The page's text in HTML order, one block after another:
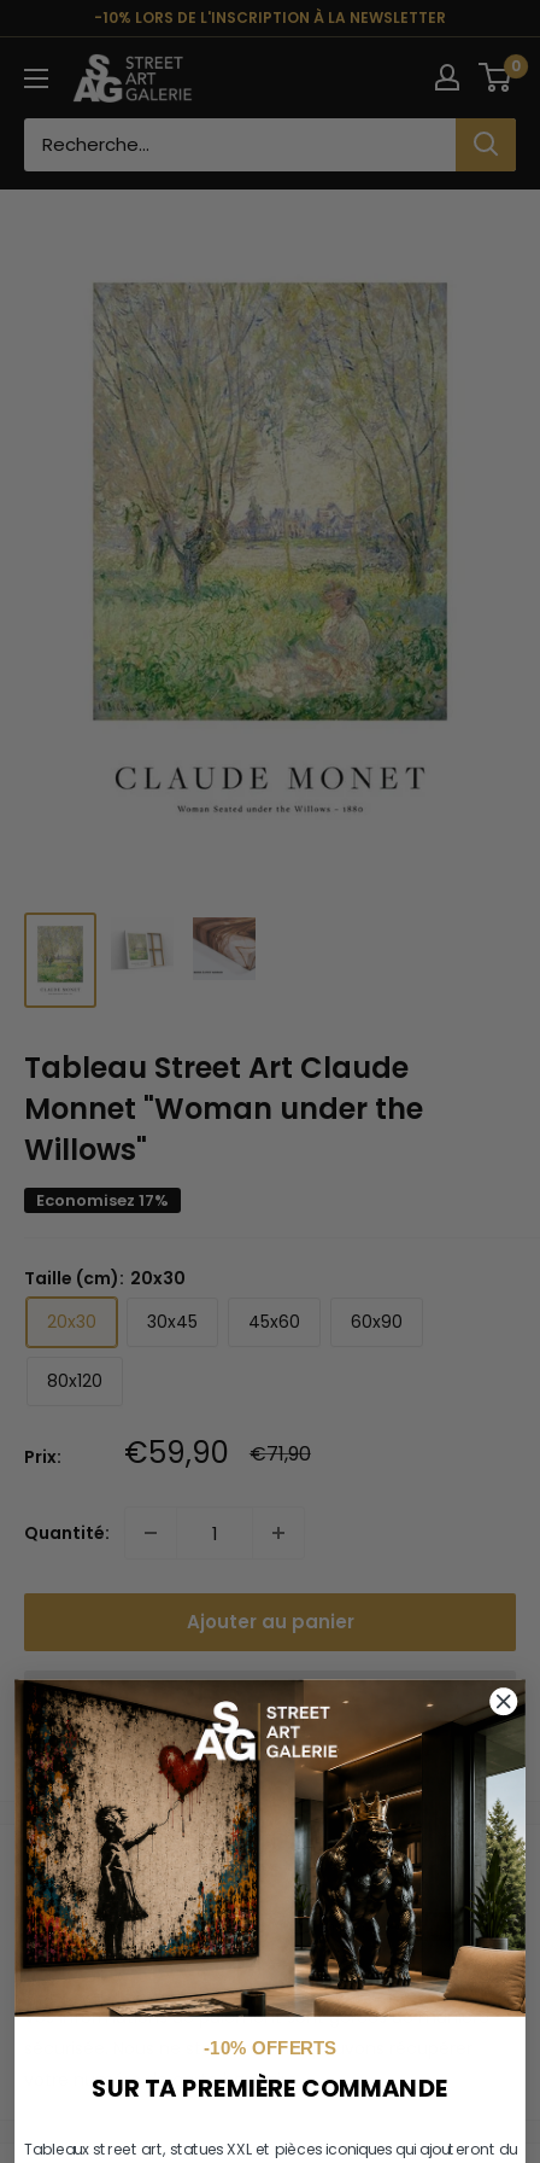
contenu
-10% LORS DE L'INSCRIPTION À LA NEWSLETTER
Street
Art
0
Tableau Street Art Claude
Monnet "Woman under the
Willows"
Economisez 17%
Taille (cm): 20x30
20x30
30x45 45x60 60x90
80x120
Prix: Prix
réduit
€59,90 Prix
normal
€71,90
Quantité:
Ajouter au panier
Paiements sécurisés
Vos informations de paiement sont gérées de manière
sécurisée. Nous ne stockons ni ne pouvons récupérer
votre numéro de carte bancaire.
-10% OFFERTS
SUR TA PREMIÈRE COMMANDE
Tableaux street art, statues XXL et pièces iconiques qui ajouteront du